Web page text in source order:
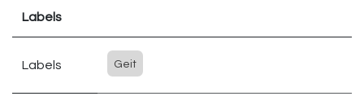
Labels
Labels Geit